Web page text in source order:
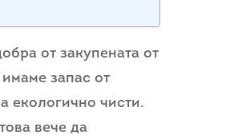
от закупената от
запас от
екологично чисти.
вече да